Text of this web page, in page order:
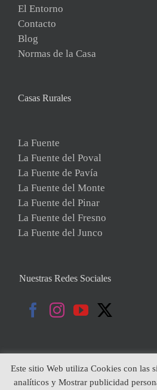
El Entorno
Contacto
Blog
Normas de la Casa
Casas Rurales
La Fuente
La Fuente del Poval
La Fuente de Pavía
La Fuente del Monte
La Fuente del Pinar
La Fuente del Fresno
La Fuente del Junco
Nuestras Redes Sociales
Este sitio Web utiliza Cookies con las
analíticos y Mostrar publicidad